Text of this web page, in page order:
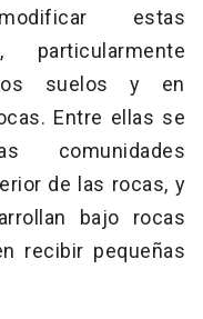
estas
particularmente
suelos y en
Entre ellas se
comunidades
de las rocas, y
bajo rocas
recibir pequeñas